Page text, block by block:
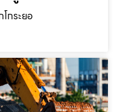
กระยอ